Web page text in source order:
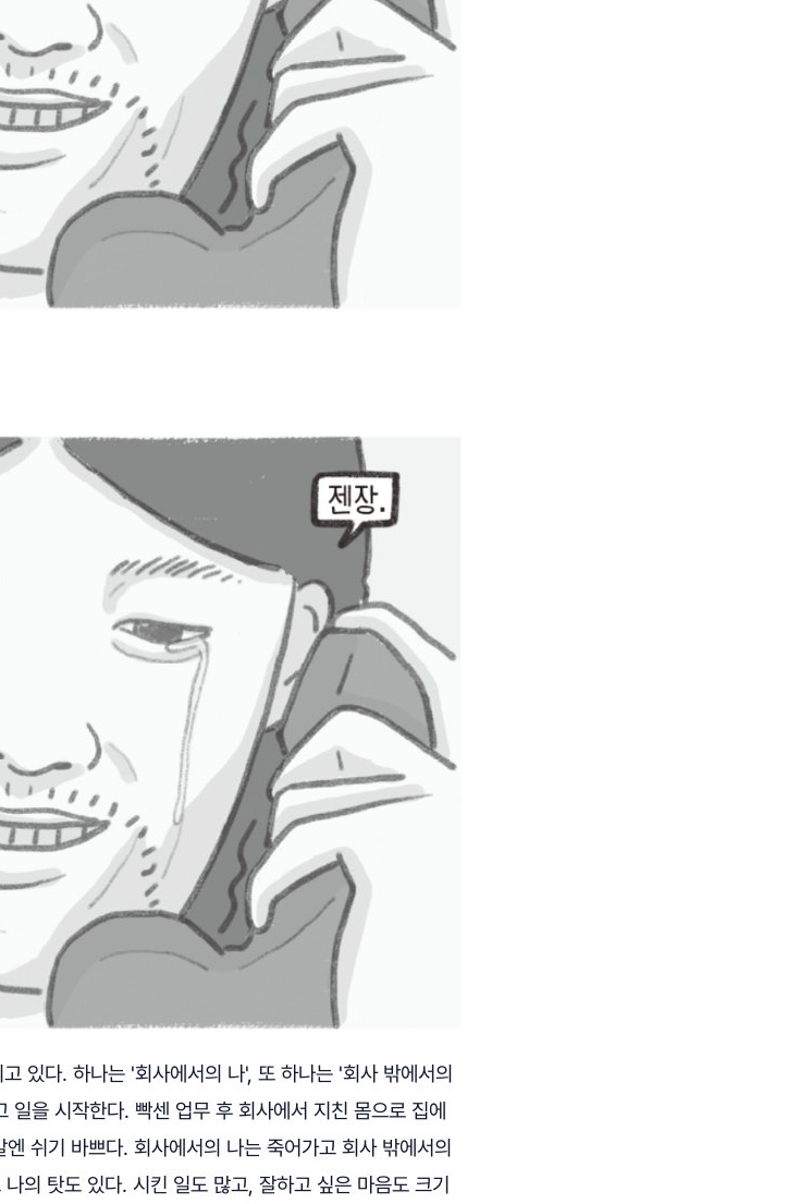
있다. 하나는 '회사에서의 나', 또 하나는 '회사 밖에서의
일을 시작한다. 빡센 업무 후 회사에서 지친 몸으로 집에
쉬기 바쁘다. 회사에서의 나는 죽어가고 회사 밖에서의
의 탓도 있다. 시킨 일도 많고, 잘하고 싶은 마음도 크기